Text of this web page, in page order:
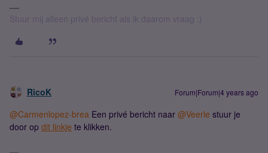
Stuur mij alleen privé bericht als ik daarom vraag :)
RicoK Forum|Forum|4 years ago
@Carmenlopez-brea Een privé bericht naar @Veerle stuur je
door op dit linkje te klikken.